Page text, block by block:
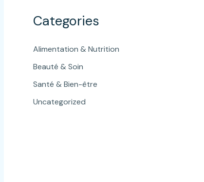
Categories
Alimentation & Nutrition
Beauté & Soin
Santé & Bien-être
Uncategorized